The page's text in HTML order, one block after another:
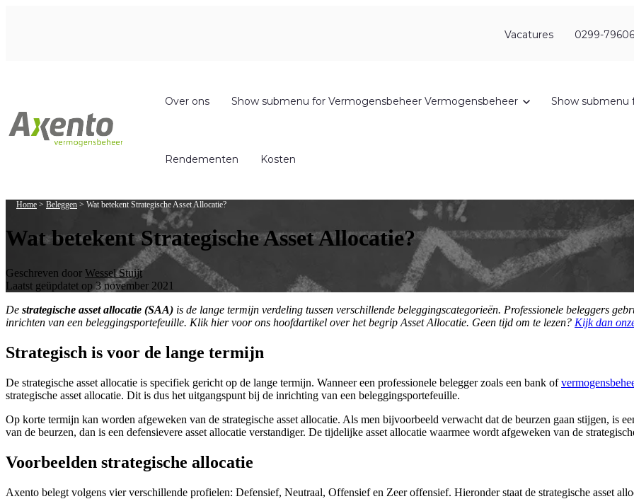
Vacatures 0299-
Over ons Show submenu for Vermogensbeheer Vermogensbeheer Show submenu
Rendementen Kosten
Home > Beleggen > Wat betekent Strategische Asset Allocatie?
Wat betekent Strategische Asset Allocatie?
Geschreven door Wessel Stuijt
Laatst geüpdatet op 3 november 2021
De strategische asset allocatie (SAA) is de lange termijn verdeling tussen verschillende beleggingscategorieën. Professionele beleggers
inrichten van een beleggingsportefeuille. Klik hier voor ons hoofdartikel over het begrip Asset Allocatie. Geen tijd om te lezen? Kijk dan
Strategisch is voor de lange termijn
De strategische asset allocatie is specifiek gericht op de lange termijn. Wanneer een professionele belegger zoals een bank of
strategische asset allocatie. Dit is dus het uitgangspunt bij de inrichting van een beleggingsportefeuille.
Op korte termijn kan worden afgeweken van de strategische asset allocatie. Als men bijvoorbeeld verwacht dat de beurzen gaan stijgen, is
van de beurzen, dan is een defensievere asset allocatie verstandiger. De tijdelijke asset allocatie waarmee wordt afgeweken van de
Voorbeelden strategische allocatie
Axento belegt volgens vier verschillende profielen: Defensief, Neutraal, Offensief en Zeer offensief. Hieronder staat de strategische asset